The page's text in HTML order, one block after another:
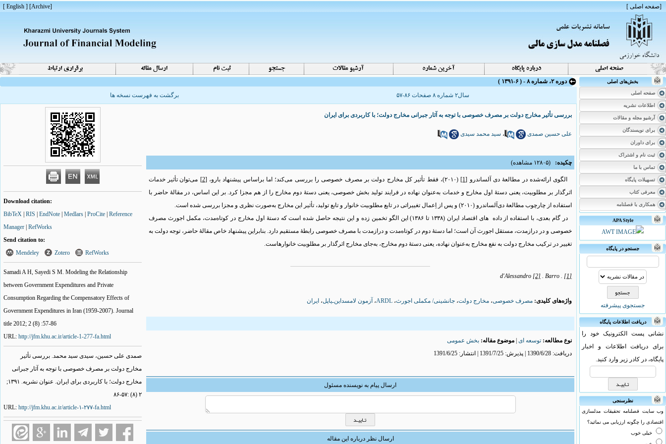
[صفحه اصلی ]
[
Archive
]
[ English ]
بخش‌های اصلی
صفحه اصلی
اطلاعات نشریه
آرشیو مجله و مقالات
برای نویسندگان
برای داوران
ثبت نام و اشتراک
تماس با ما
تسهیلات پایگاه
معرفی کتاب
همکاری با فصلنامه
APA Style
جستجو در پایگاه
جستجوی پیشرفته
دریافت اطلاعات پایگاه
نشانی پست الکترونیک خود را
برای دریافت اطلاعات و اخبار
پایگاه، در کادر زیر وارد کنید.
نظرسنجی
وب سایت فصلنامه تحقیقات مدلسازی
اقتصادی را چگونه ارزیابی می نمائید؟
خیلی خوب
دوره ۲، شماره ۸ - ( ۶-۱۳۹۱ )
سال۲ شماره ۸ صفحات ۸۶-۵۷
برگشت به فهرست نسخه ها
بررسی تأثیر مخارج دولت بر مصرف خصوصی با توجه به آثار جبرانی مخارج دولت؛ با کاربردی برای ایران
علی حسین صمدی ، سید محمد سیدی
چکیده: (۱۲۸۰۵ مشاهده)
الگوی ارائه‌شده در مطالعۀ دی آلساندرو [1] (۲۰۱۰)، فقط تأثیر کل مخارج دولت بر مصرف خصوصی را بررسی می‌کند؛ اما براساس پیشنهاد بارو، [2]
می‌توان تأثیر خدمات
اثرگذار بر مطلوبیت، یعنی دستۀ اول مخارج و خدمات به‌عنوان نهاده در فرایند تولید بخش خصوصی، یعنی دستۀ دوم مخارج را از هم مجزا کرد. بر این اساس، در مقالۀ حاضر با
استفاده از چارچوب مطالعۀ دی‌آلساندرو (۲۰۱۰) و پس از اِعمال تغییراتی در تابع مطلوبیت خانوار و تابع تولید، تأثیر این مخارج به‌صورت نظری و مجزا بررسی شده است.
در گام بعدی، با استفاده از داده ‌ های اقتصاد ایران (۱۳۳۸ تا ۱۳۸۶) این الگو تخمین زده و این نتیجه حاصل شده است که دستۀ اول مخارج در کوتاه‌مدت، مکمل اجورث مصرف
خصوصی و در درازمدت، مستقل اجورث آن است؛ اما دستۀ دوم در کوتاه‌مدت و درازمدت با مصرف خصوصی رابطۀ مستقیم دارد. بنابراین پیشنهاد خاص مقالۀ حاضر، توجه دولت به
تغییر در ترکیب مخارج دولت به نفع مخارج به‌عنوان نهاده، یعنی دستۀ دوم مخارج، به‌جای مخارج اثرگذار بر مطلوبیت خانوارهاست.
[1]
. d'Alessandro
[2] . Barro
واژه‌های کلیدی: مصرف خصوصی، مخارج دولت، جانشینی/ مکملی اجورث، ARDL، آزمون لامسداین‌ـ‌پاپل، ایران
نوع مطالعه: توسعه ای موضوع مقاله: بخش عمومی
دریافت: 1390/6/28 | پذیرش: 1391/7/25 | انتشار: 1391/6/25
ارسال پیام به نویسنده مسئول
ارسال نظر درباره این مقاله
Download citation:
BibTeX RIS EndNote Medlars ProCite Reference
Manager RefWorks
Send citation to:
Mendeley
Zotero RefWorks
Samadi A H, Sayedi S M. Modeling the Relationship
between Government Expenditures and Private
Consumption Regarding the Compensatory Effects of
Government Expenditures in Iran (1959-2007). Journal
title 2012; 2 (8) :57-86
URL: http://jfm.khu.ac.ir/article-1-277-fa.html
صمدی علی حسین، سیدی سید محمد. بررسی تأثیر
مخارج دولت بر مصرف خصوصی با توجه به آثار جبرانی
مخارج دولت؛ با کاربردی برای ایران. عنوان نشریه. ۱۳۹۱;
۲ (۸) :۵۷-۸۶
URL: http://jfm.khu.ac.ir/article-۱-۲۷۷-fa.html